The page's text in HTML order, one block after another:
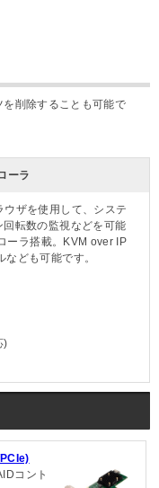
削除することも可能で
ーラ
ザを使用して、システ
転数の監視などを可能
ーラ搭載。KVM over IP
ども可能です。
)
コント